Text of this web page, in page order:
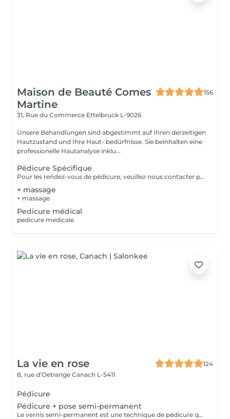
Maison de Beauté Comes
Martine
156
31, Rue du Commerce Ettelbruck L-9026
Unsere Behandlungen sind abgestimmt auf Ihren derzeitigen
Hautzustand und Ihre Haut- bedürfnisse. Sie beinhalten eine
professionelle Hautanalyse inklu...
Pédicure Spécifique
Pour les rendez-vous de pédicure, veuillez nous contacter par téléphone ou par e-mail Merci pour votre compréhension
+ massage
+ massage
Pedicure médical
pedicure medicale
La vie en rose
124
8, rue d‘Oetrange Canach L-5411
Pédicure
Pédicure + pose semi-permanent
Le vernis semi-permanent est une technique de pédicure qui permet de garder des ongles parfaitement laqués, sans écailles, jusqu´à 5-6 semaines.